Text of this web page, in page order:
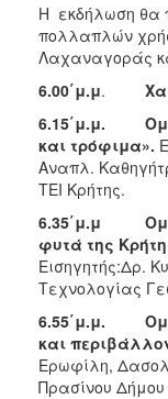
Κέντρο
ΤΟΠΟΣ
ΠΟΛΙΤΙΣΜΟΣ
ΑΝΘΕΚΤΙΚΗ
ΠΟΛΗ
Η εκδήλωση θα
πολλαπλών
Λαχαναγοράς
6.00΄μ.μ.
6.15΄μ.μ.
και τρόφιμα».
Αναπλ.
ΤΕΙ Κρήτης.
6.35΄μ.μ
φυτά της
Εισηγητής:Δρ.
Τεχνολογίας
6.55΄μ.μ.
και
Ερωφίλη,
Πρασίνου